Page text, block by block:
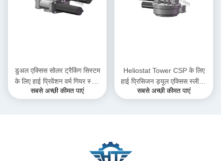
डुअल एक्सिस सोलर ट्रैकिंग सिस्टम
के लिए हाई प्रिवेंशन वर्म गियर स्लीव
ड्राइव
सबसे अच्छी कीमत पाएं
Heliostat Tower CSP के लिए
हाई प्रिसिजन ड्यूल एक्सिस स्लीविंग
ड्राइव गियरबॉक्स
सबसे अच्छी कीमत पाएं